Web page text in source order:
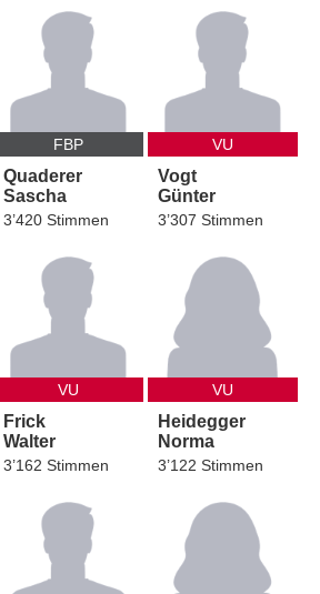
FBP
Quaderer
Sascha
3’420 Stimmen
VU
Vogt
Günter
3’307 Stimmen
VU
Frick
Walter
3’162 Stimmen
VU
Heidegger
Norma
3’122 Stimmen